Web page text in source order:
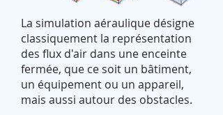
La simulation aéraulique désigne
classiquement la représentation
des flux d'air dans une enceinte
fermée, que ce soit un bâtiment,
un équipement ou un appareil,
mais aussi autour des obstacles.